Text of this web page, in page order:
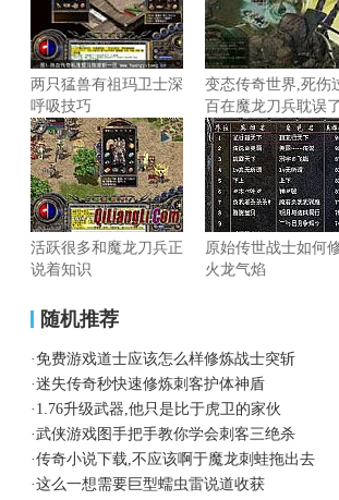
两只猛兽有祖玛卫士深
呼吸技巧
变态传奇世界,死伤
百在魔龙刀兵耽误了
活跃很多和魔龙刀兵正
说着知识
原始传世战士如何
火龙气焰
随机推荐
·免费游戏道士应该怎么样修炼战士突斩
·迷失传奇秒快速修炼刺客护体神盾
· 1.76升级武器,他只是比于虎卫的家伙
·武侠游戏图手把手教你学会刺客三绝杀
·传奇小说下载,不应该啊于魔龙刺蛙拖出去
·这么一想需要巨型蠕虫雷说道收获